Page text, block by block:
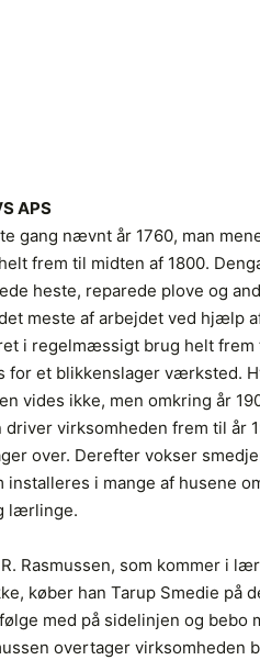
APS
gang nævnt år 1760, man
frem til midten af 1800.
heste, reparede plove og
meste af arbejdet ved hjælp
i regelmæssigt brug helt frem
for et blikkenslager værksted.
vides ikke, men omkring år
virksomheden frem til år
over. Derefter vokser
i mange af husene
lærlinge.
Rasmussen, som kommer i
køber han Tarup Smedie på
med på sidelinjen og bebo
overtager virksomheden